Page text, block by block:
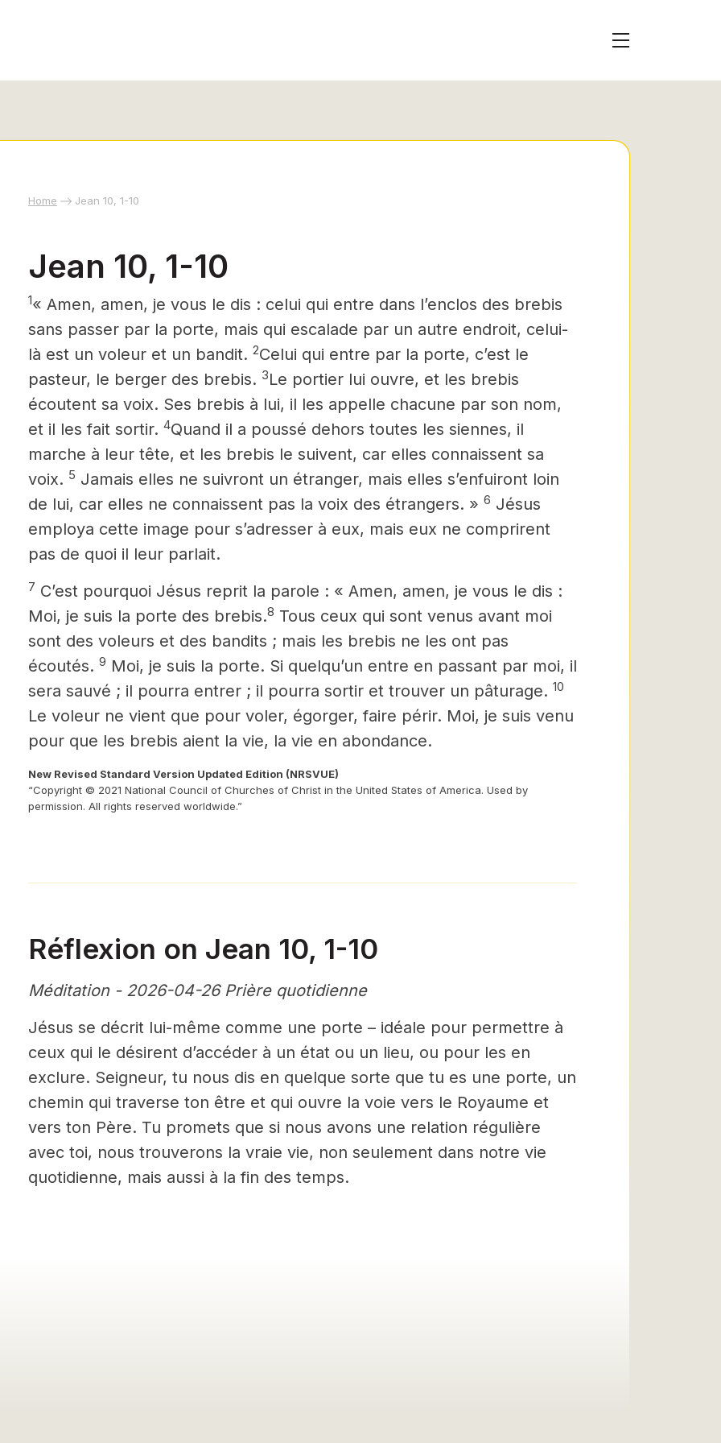
Home Jean 10, 1-10
Jean 10, 1-10
1« Amen, amen, je vous le dis : celui qui entre dans l’enclos des brebis
sans passer par la porte, mais qui escalade par un autre endroit, celui-
là est un voleur et un bandit. 2Celui qui entre par la porte, c’est le
pasteur, le berger des brebis. 3Le portier lui ouvre, et les brebis
écoutent sa voix. Ses brebis à lui, il les appelle chacune par son nom,
et il les fait sortir. 4Quand il a poussé dehors toutes les siennes, il
marche à leur tête, et les brebis le suivent, car elles connaissent sa
voix. 5 Jamais elles ne suivront un étranger, mais elles s’enfuiront loin
de lui, car elles ne connaissent pas la voix des étrangers. » 6 Jésus
employa cette image pour s’adresser à eux, mais eux ne comprirent
pas de quoi il leur parlait.
7 C’est pourquoi Jésus reprit la parole : « Amen, amen, je vous le dis :
Moi, je suis la porte des brebis.8 Tous ceux qui sont venus avant moi
sont des voleurs et des bandits ; mais les brebis ne les ont pas
écoutés. 9 Moi, je suis la porte. Si quelqu’un entre en passant par moi, il
sera sauvé ; il pourra entrer ; il pourra sortir et trouver un pâturage. 10
Le voleur ne vient que pour voler, égorger, faire périr. Moi, je suis venu
pour que les brebis aient la vie, la vie en abondance.
New Revised Standard Version Updated Edition (NRSVUE)
“Copyright © 2021 National Council of Churches of Christ in the United States of America. Used by
permission. All rights reserved worldwide.”
Réflexion on Jean 10, 1-10
Méditation - 2026-04-26 Prière quotidienne
Jésus se décrit lui-même comme une porte – idéale pour permettre à
ceux qui le désirent d’accéder à un état ou un lieu, ou pour les en
exclure. Seigneur, tu nous dis en quelque sorte que tu es une porte, un
chemin qui traverse ton être et qui ouvre la voie vers le Royaume et
vers ton Père. Tu promets que si nous avons une relation régulière
avec toi, nous trouverons la vraie vie, non seulement dans notre vie
quotidienne, mais aussi à la fin des temps.